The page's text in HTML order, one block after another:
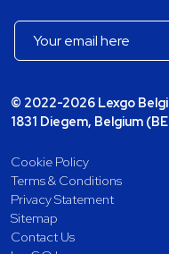
© 2022-2026 Lexgo
1831 Diegem, Belgium
Cookie Policy
Terms & Conditions
Privacy Statement
Sitemap
Contact Us